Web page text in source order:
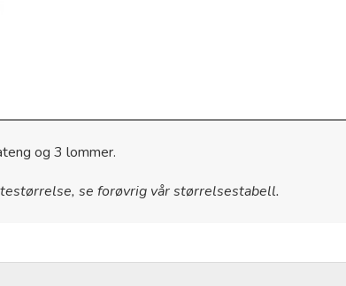
og 3 lommer.
se forøvrig vår størrelsestabell.